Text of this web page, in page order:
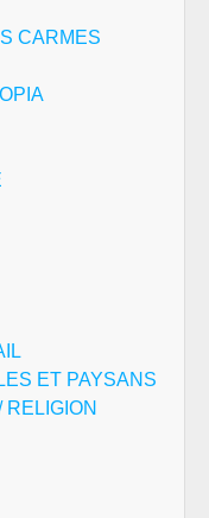
CARMES
ET PAYSANS
RELIGION